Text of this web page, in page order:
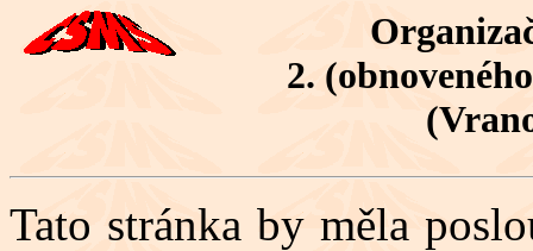
2.
Tato stránka by měla